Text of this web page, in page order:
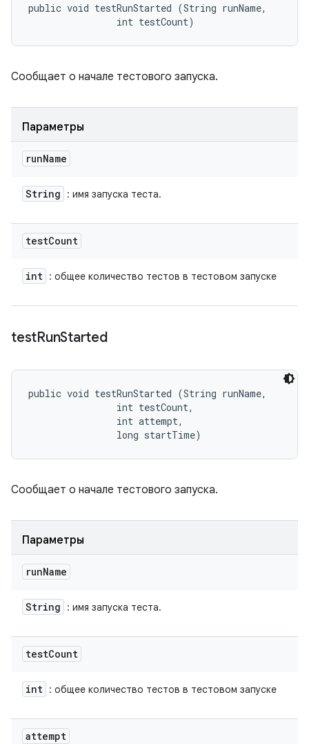
public void testRunStarted (String runName,
                int testCount)
Сообщает о начале тестового запуска.
Параметры
runName
String : имя запуска теста.
testCount
int : общее количество тестов в тестовом запуске
testRunStarted
public void testRunStarted (String runName,
                int testCount,
                int attempt,
                long startTime)
Сообщает о начале тестового запуска.
Параметры
runName
String : имя запуска теста.
testCount
int : общее количество тестов в тестовом запуске
attempt